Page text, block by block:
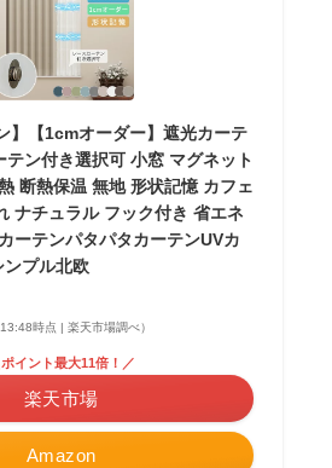
】【1cmオーダー】遮光カーテ
テン付き選択可 小窓 マグネット
断熱保温 無地 形状記憶 カフェ
ナチュラル フック付き 省エネ
ーテンパタパタカーテンUVカ
ンプル北欧
時点 | 楽天市場調べ）
Amazon
ポイント最大11倍！／
楽天市場